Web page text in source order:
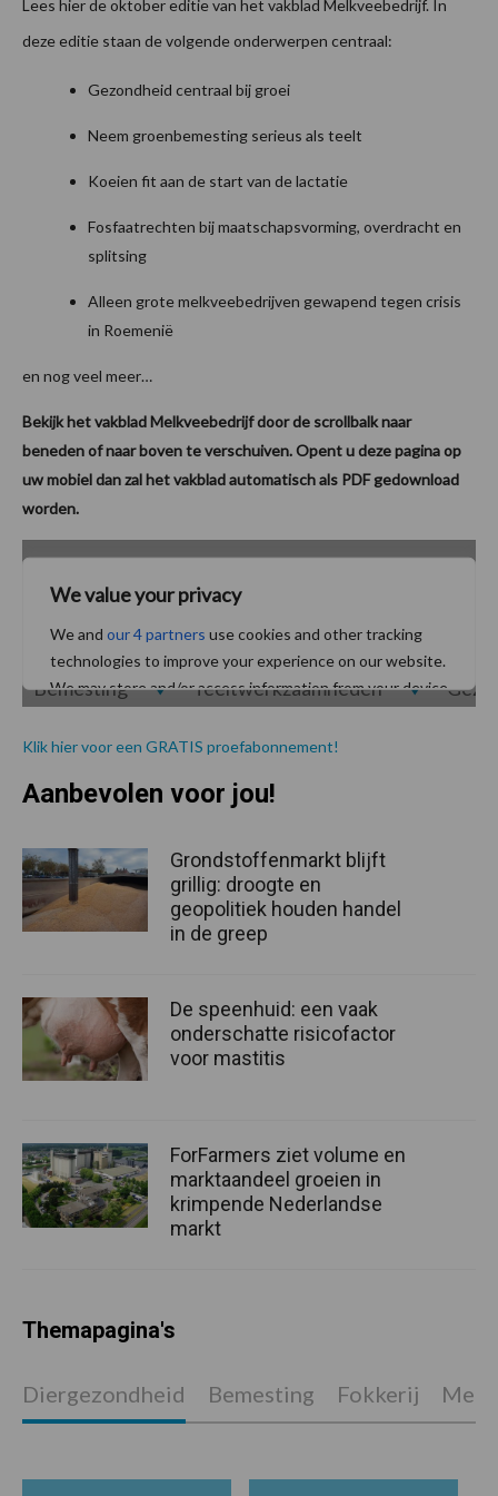
Lees hier de oktober editie van het vakblad Melkveebedrijf. In
deze editie staan de volgende onderwerpen centraal:
Gezondheid centraal bij groei
Neem groenbemesting serieus als teelt
Koeien fit aan de start van de lactatie
Fosfaatrechten bij maatschapsvorming, overdracht en
splitsing
Alleen grote melkveebedrijven gewapend tegen crisis
in Roemenië
en nog veel meer…
Bekijk het vakblad Melkveebedrijf door de scrollbalk naar
beneden of naar boven te verschuiven. Opent u deze pagina op
uw mobiel dan zal het vakblad automatisch als PDF gedownload
worden.
Klik hier voor een GRATIS proefabonnement!
Aanbevolen voor jou!
Grondstoffenmarkt blijft
grillig: droogte en
geopolitiek houden handel
in de greep
De speenhuid: een vaak
onderschatte risicofactor
voor mastitis
ForFarmers ziet volume en
marktaandeel groeien in
krimpende Nederlandse
markt
Themapagina's
Diergezondheid Bemesting Fokkerij